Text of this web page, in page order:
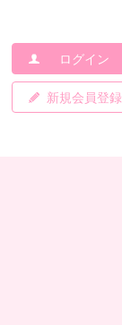
ログイン
新規会員登録